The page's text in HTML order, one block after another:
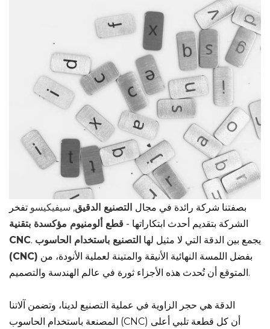
بصفتنا شركة رائدة في مجال التصنيع الدقيق, سيفيكيسو تفخر
الشركة بتقديم أحدث ابتكاراتها - قطع ألومنيوم مؤكسدة بتقنية
CNC
. يجمع بين الدقة التي لا مثيل لها التصنيع باستخدام الحاسوب
(CNC)
المتوقع أن تُحدث هذه الأجزاء ثورة في عالم الهندسة والتصميم.
الدقة هي حجر الزاوية في عملية التصنيع لدينا، وتضمن آلاتنا
المصنعة باستخدام الحاسوب (CNC) أن كل قطعة تلبي أعلى